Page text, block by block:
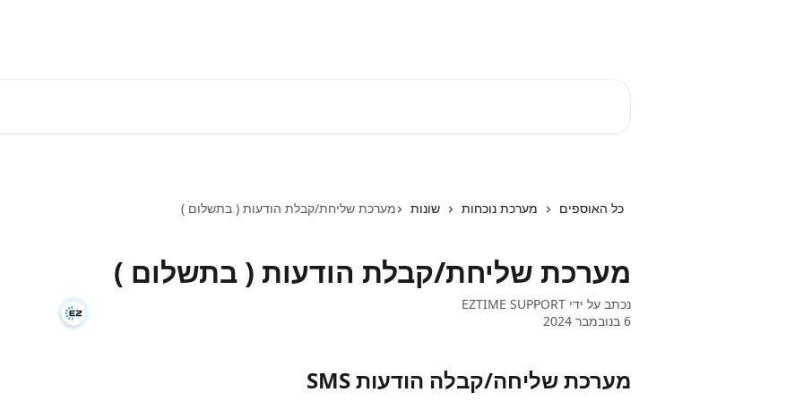
כל האוספים מערכת נוכחות שונות מערכת שליחת/קבלת הודעות ( בתשלום )
מערכת שליחת/קבלת הודעות ( בתשלום )
נכתב על ידי EZTIME SUPPORT
6 בנובמבר 2024
מערכת שליחה/קבלה הודעות SMS